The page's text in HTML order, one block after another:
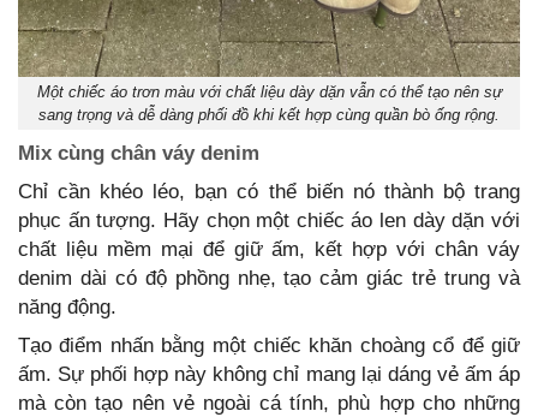
Một chiếc áo trơn màu với chất liệu dày dặn vẫn có thể tạo nên sự
sang trọng và dễ dàng phối đồ khi kết hợp cùng quần bò ống rộng.
Mix cùng chân váy denim
Chỉ cần khéo léo, bạn có thể biến nó thành bộ trang
phục ấn tượng. Hãy chọn một chiếc áo len dày dặn với
chất liệu mềm mại để giữ ấm, kết hợp với chân váy
denim dài có độ phồng nhẹ, tạo cảm giác trẻ trung và
năng động.
Tạo điểm nhấn bằng một chiếc khăn choàng cổ để giữ
ấm. Sự phối hợp này không chỉ mang lại dáng vẻ ấm áp
mà còn tạo nên vẻ ngoài cá tính, phù hợp cho những